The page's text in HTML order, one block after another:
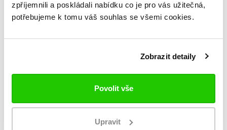
zpříjemnili a poskládali nabídku co je pro vás užitečná,
potřebujeme k tomu váš souhlas se všemi cookies.
Zobrazit detaily
Povolit vše
Upravit
Vše o nákupu
Reklamační řád